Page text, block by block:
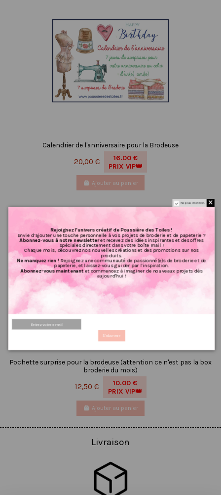
Calendrier de l'anniversaire pour la Brodeuse
20,00 €
16.00 €
PRIX VIP👑
Ajouter au panier
Pochette surprise pour la brodeuse (attention ce n'est pas la box
broderie du mois)
12,50 €
10.00 €
PRIX VIP👑
Ajouter au panier
Livraison
Ne plus montrer.
Rejoignez l’univers créatif de Poussière des Toiles !
Envie d’ajouter une touche personnelle à vos projets de broderie et de papeterie ?
Abonnez-vous à notre newsletteret recevez des idées inspirantes et des offres
spéciales directement dans votre boîte mail !
Chaque mois, découvrez nos nouvelles créations et des promotions sur nos
produits.
Ne manquez rien !Rejoignez une communauté de passionné(e)s de broderie et de
papeterie, et laissez-vous guider par l'inspiration.
Abonnez-vous maintenantet commencez à imaginer de nouveaux projets dès
aujourd'hui !
S'abonner